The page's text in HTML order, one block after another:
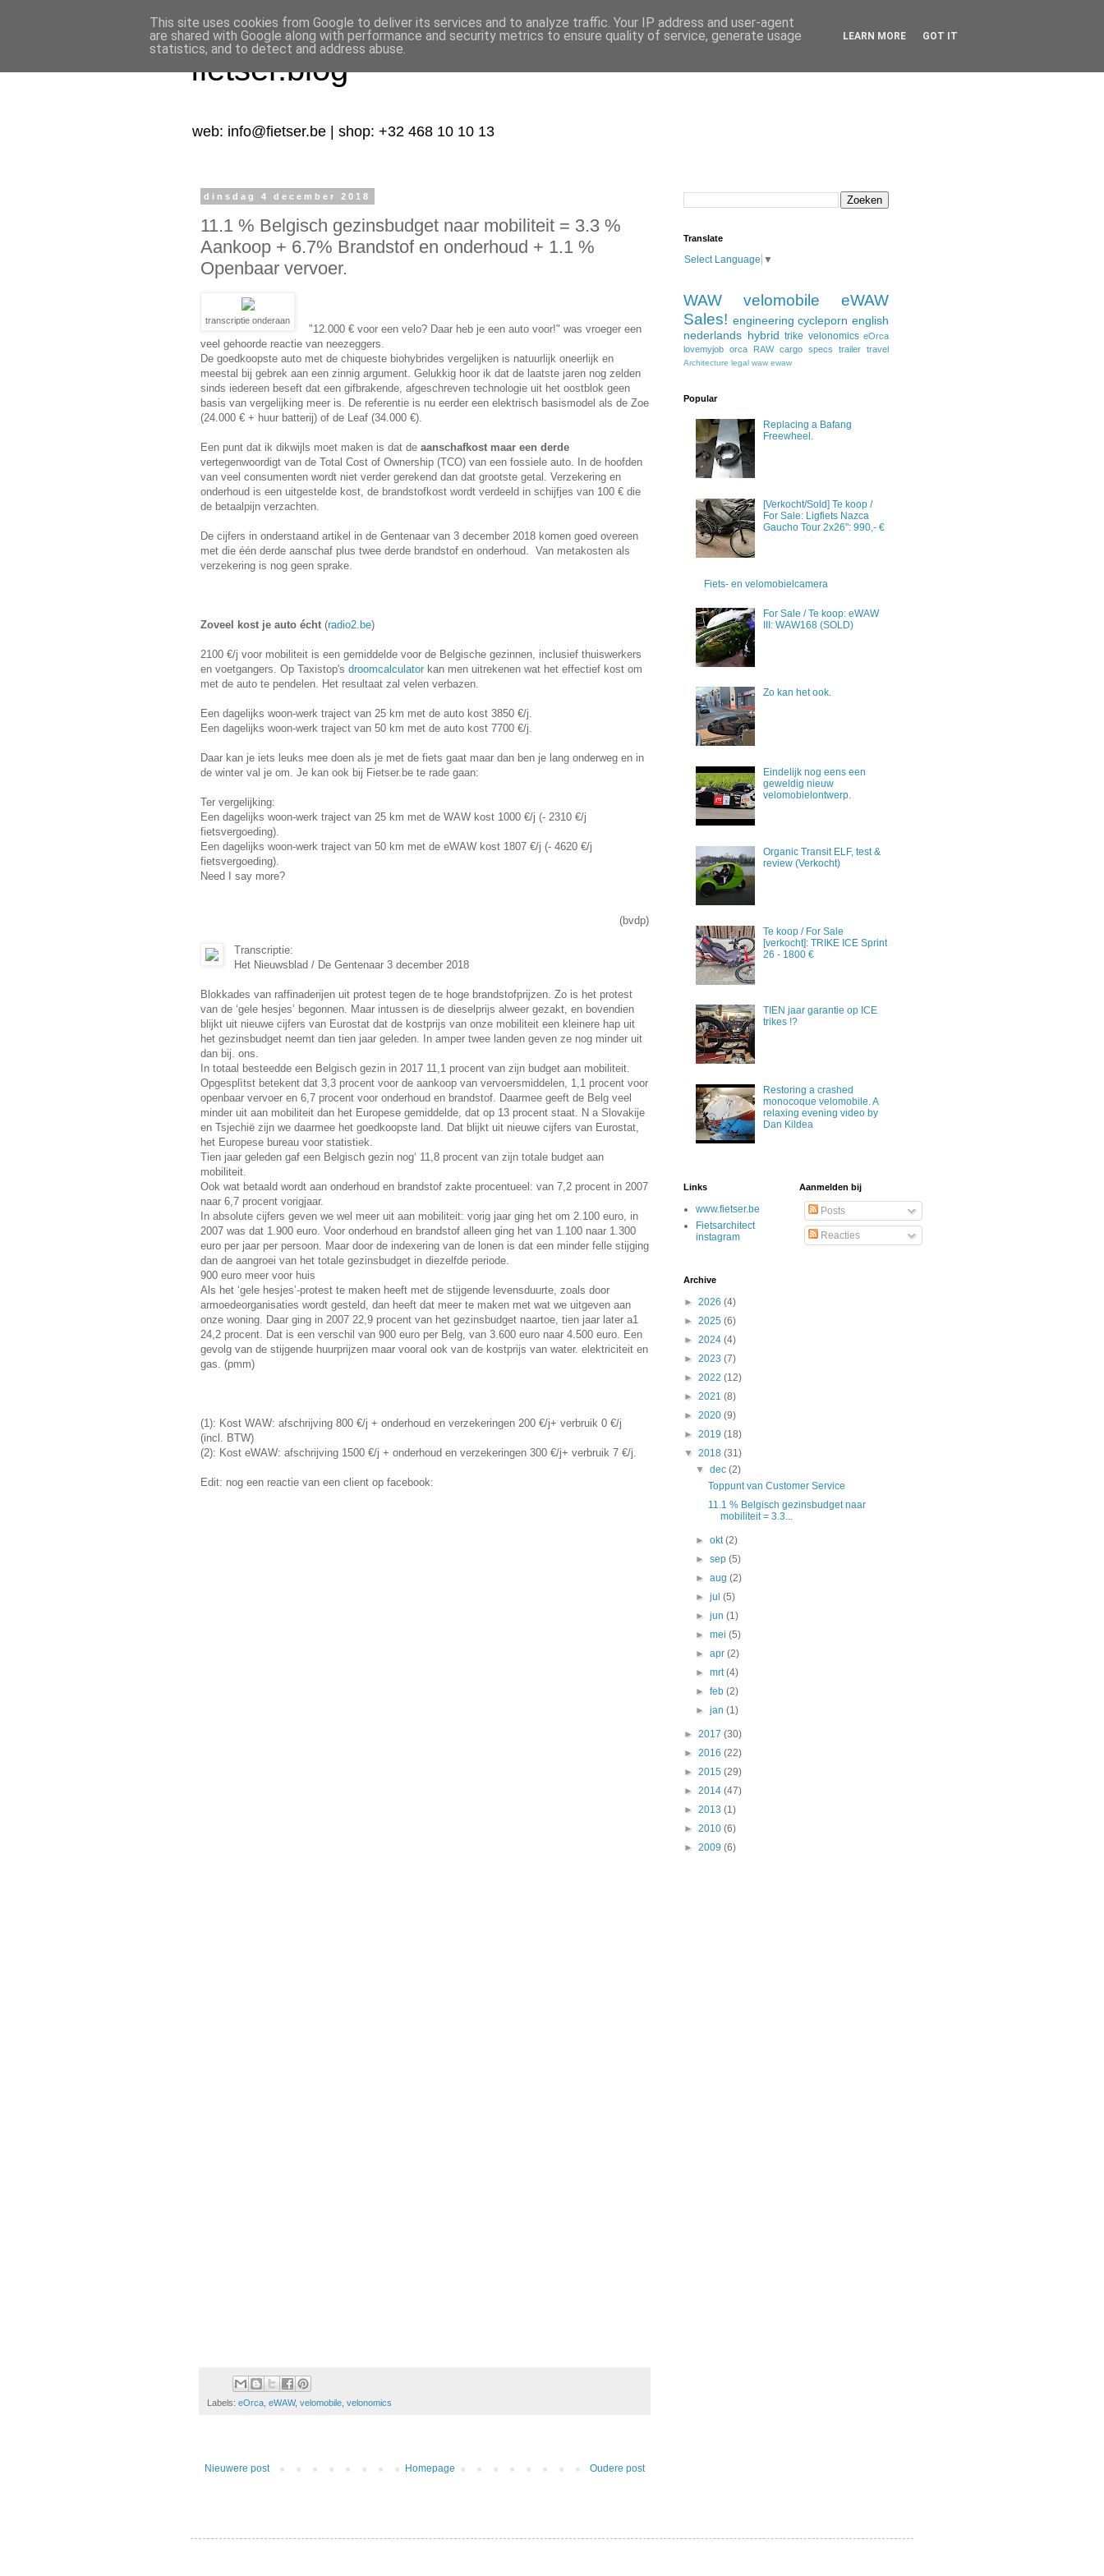
fietser.blog
web: info@fietser.be | shop: +32 468 10 10 13
dinsdag 4 december 2018
11.1 % Belgisch gezinsbudget naar mobiliteit = 3.3 %
Aankoop + 6.7% Brandstof en onderhoud + 1.1 %
Openbaar vervoer.
transcriptie onderaan
"12.000 € voor een velo? Daar heb je een auto voor!" was vroeger een
veel gehoorde reactie van neezeggers.
De goedkoopste auto met de chiqueste biohybrides vergelijken is natuurlijk oneerlijk en
meestal bij gebrek aan een zinnig argument. Gelukkig hoor ik dat de laatste jaren nog zelden
sinds iedereen beseft dat een gifbrakende, afgeschreven technologie uit het oostblok geen
basis van vergelijking meer is. De referentie is nu eerder een elektrisch basismodel als de Zoe
(24.000 € + huur batterij) of de Leaf (34.000 €).
Een punt dat ik dikwijls moet maken is dat de aanschafkost maar een derde
vertegenwoordigt van de Total Cost of Ownership (TCO) van een fossiele auto. In de hoofden
van veel consumenten wordt niet verder gerekend dan dat grootste getal. Verzekering en
onderhoud is een uitgestelde kost, de brandstofkost wordt verdeeld in schijfjes van 100 € die
de betaalpijn verzachten.
De cijfers in onderstaand artikel in de Gentenaar van 3 december 2018 komen goed overeen
met die één derde aanschaf plus twee derde brandstof en onderhoud. Van metakosten als
verzekering is nog geen sprake.
Zoveel kost je auto écht (radio2.be)
2100 €/j voor mobiliteit is een gemiddelde voor de Belgische gezinnen, inclusief thuiswerkers
en voetgangers. Op Taxistop's droomcalculator kan men uitrekenen wat het effectief kost om
met de auto te pendelen. Het resultaat zal velen verbazen.
Een dagelijks woon-werk traject van 25 km met de auto kost 3850 €/j.
Een dagelijks woon-werk traject van 50 km met de auto kost 7700 €/j.
Daar kan je iets leuks mee doen als je met de fiets gaat maar dan ben je lang onderweg en in
de winter val je om. Je kan ook bij Fietser.be te rade gaan:
Ter vergelijking:
Een dagelijks woon-werk traject van 25 km met de WAW kost 1000 €/j (- 2310 €/j
fietsvergoeding).
Een dagelijks woon-werk traject van 50 km met de eWAW kost 1807 €/j (- 4620 €/j
fietsvergoeding).
Need I say more?
(bvdp)
Transcriptie:
Het Nieuwsblad / De Gentenaar 3 december 2018
Blokkades van raffinaderĳen uit protest tegen de te hoge brandstofprĳzen. Zo is het protest
van de ‘gele hesjes’ begonnen. Maar intussen is de dieselprĳs alweer gezakt, en bovendien
blĳkt uit nieuwe cĳfers van Eurostat dat de kostprĳs van onze mobiliteit een kleinere hap uit
het gezinsbudget neemt dan tien jaar geleden. In amper twee landen geven ze nog minder uit
dan bij. ons.
In totaal besteedde een Belgisch gezin in 2017 11,1 procent van zĳn budget aan mobiliteit.
Opgesplìtst betekent dat 3,3 procent voor de aankoop van vervoersmiddelen, 1,1 procent voor
openbaar vervoer en 6,7 procent voor onderhoud en brandstof. Daarmee geeft de Belg veel
minder uit aan mobiliteit dan het Europese gemiddelde, dat op 13 procent staat. N a Slovakĳe
en Tsjechië zĳn we daarmee het goedkoopste land. Dat blĳkt uit nieuwe cĳfers van Eurostat,
het Europese bureau voor statistiek.
Tien jaar geleden gaf een Belgisch gezin nog‘ 11,8 procent van zĳn totale budget aan
mobiliteit.
Ook wat betaald wordt aan onderhoud en brandstof zakte procentueel: van 7,2 procent in 2007
naar 6,7 procent vorigjaar.
In absolute cĳfers geven we wel meer uit aan mobiliteit: vorig jaar ging het om 2.100 euro, in
2007 was dat 1.900 euro. Voor onderhoud en brandstof alleen ging het van 1.100 naar 1.300
euro per jaar per persoon. Maar door de indexering van de lonen is dat een minder felle stĳging
dan de aangroei van het totale gezinsbudget in diezelfde periode.
900 euro meer voor huis
Als het ‘gele hesjes’-protest te maken heeft met de stijgende levensduurte, zoals door
armoedeorganisaties wordt gesteld, dan heeft dat meer te maken met wat we uitgeven aan
onze woning. Daar ging in 2007 22,9 procent van het gezinsbudget naartoe, tien jaar later a1
24,2 procent. Dat is een verschil van 900 euro per Belg, van 3.600 euro naar 4.500 euro. Een
gevolg van de stijgende huurprijzen maar vooral ook van de kostprijs van water. elektriciteit en
gas. (pmm)
(1): Kost WAW: afschrijving 800 €/j + onderhoud en verzekeringen 200 €/j+ verbruik 0 €/j
(incl. BTW)
(2): Kost eWAW: afschrijving 1500 €/j + onderhoud en verzekeringen 300 €/j+ verbruik 7 €/j.
Edit: nog een reactie van een client op facebook:
Labels: eOrca eWAW, velomobile velonomics
Nieuwere post Oudere post
Homepage
Translate
Select Language ▼
WAW velomobile
eWAW
Sales! engineering cycleporn english
nederlands hybrid trike velonomics eOrca
lovemyjob orca RAW cargo specs trailer travel
Architecture legal waw ewaw
Popular
Replacing a Bafang
Freewheel.
[Verkocht/Sold] Te koop /
For Sale: Ligfiets Nazca
Gaucho Tour 2x26": 990,- €
Fiets- en velomobielcamera
For Sale / Te koop: eWAW
III: WAW168 (SOLD)
Zo kan het ook.
Eindelijk nog eens een
geweldig nieuw
velomobielontwerp.
Organic Transit ELF, test &
review (Verkocht)
Te koop / For Sale
[verkocht]: TRIKE ICE Sprint
26 - 1800 €
TIEN jaar garantie op ICE
trikes !?
Restoring a crashed
monocoque velomobile. A
relaxing evening video by
Dan Kildea
Links
www.fietser.be
Fietsarchitect
instagram
Aanmelden bij
Posts
Reacties
Archive
► 2026 (4)
► 2025 (6)
► 2024 (4)
► 2023 (7)
► 2022 (12)
► 2021 (8)
► 2020 (9)
► 2019 (18)
▼ 2018 (31)
▼dec(2)
Toppunt van Customer Service
11.1 % Belgisch gezinsbudget naar
mobiliteit = 3.3...
►okt(2)
►sep(5)
►aug(2)
►jul(5)
►jun(1)
►mei(5)
►apr(2)
►mrt(4)
►feb(2)
►jan(1)
► 2017 (30)
► 2016 (22)
► 2015 (29)
► 2014 (47)
► 2013 (1)
► 2010 (6)
► 2009 (6)
This site uses cookies from Google to deliver its services and to analyze traffic. Your IP address and user-agent
are shared with Google along with performance and security metrics to ensure quality of service, generate usage
statistics, and to detect and address abuse.
LEARN MORE GOT IT